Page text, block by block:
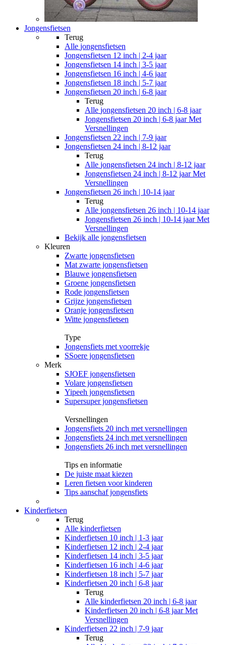
Jongensfietsen
Terug
Alle jongensfietsen
Jongensfietsen 12 inch | 2-4 jaar
Jongensfietsen 14 inch | 3-5 jaar
Jongensfietsen 16 inch | 4-6 jaar
Jongensfietsen 18 inch | 5-7 jaar
Jongensfietsen 20 inch | 6-8 jaar
Terug
Alle jongensfietsen 20 inch | 6-8 jaar
Jongensfietsen 20 inch | 6-8 jaar Met
Versnellingen
Jongensfietsen 22 inch | 7-9 jaar
Jongensfietsen 24 inch | 8-12 jaar
Terug
Alle jongensfietsen 24 inch | 8-12 jaar
Jongensfietsen 24 inch | 8-12 jaar Met
Versnellingen
Jongensfietsen 26 inch | 10-14 jaar
Terug
Alle jongensfietsen 26 inch | 10-14 jaar
Jongensfietsen 26 inch | 10-14 jaar Met
Versnellingen
Bekijk alle jongensfietsen
Kleuren
Zwarte jongensfietsen
Mat zwarte jongensfietsen
Blauwe jongensfietsen
Groene jongensfietsen
Rode jongensfietsen
Grijze jongensfietsen
Oranje jongensfietsen
Witte jongensfietsen
Type
Jongensfiets met voorrekje
SSoere jongensfietsen
Merk
SJOEF jongensfietsen
Volare jongensfietsen
Yipeeh jongensfietsen
Supersuper jongensfietsen
Versnellingen
Jongensfiets 20 inch met versnellingen
Jongensfiets 24 inch met versnellingen
Jongensfiets 26 inch met versnellingen
Tips en informatie
De juiste maat kiezen
Leren fietsen voor kinderen
Tips aanschaf jongensfiets
Kinderfietsen
Terug
Alle kinderfietsen
Kinderfietsen 10 inch | 1-3 jaar
Kinderfietsen 12 inch | 2-4 jaar
Kinderfietsen 14 inch | 3-5 jaar
Kinderfietsen 16 inch | 4-6 jaar
Kinderfietsen 18 inch | 5-7 jaar
Kinderfietsen 20 inch | 6-8 jaar
Terug
Alle kinderfietsen 20 inch | 6-8 jaar
Kinderfietsen 20 inch | 6-8 jaar Met
Versnellingen
Kinderfietsen 22 inch | 7-9 jaar
Terug